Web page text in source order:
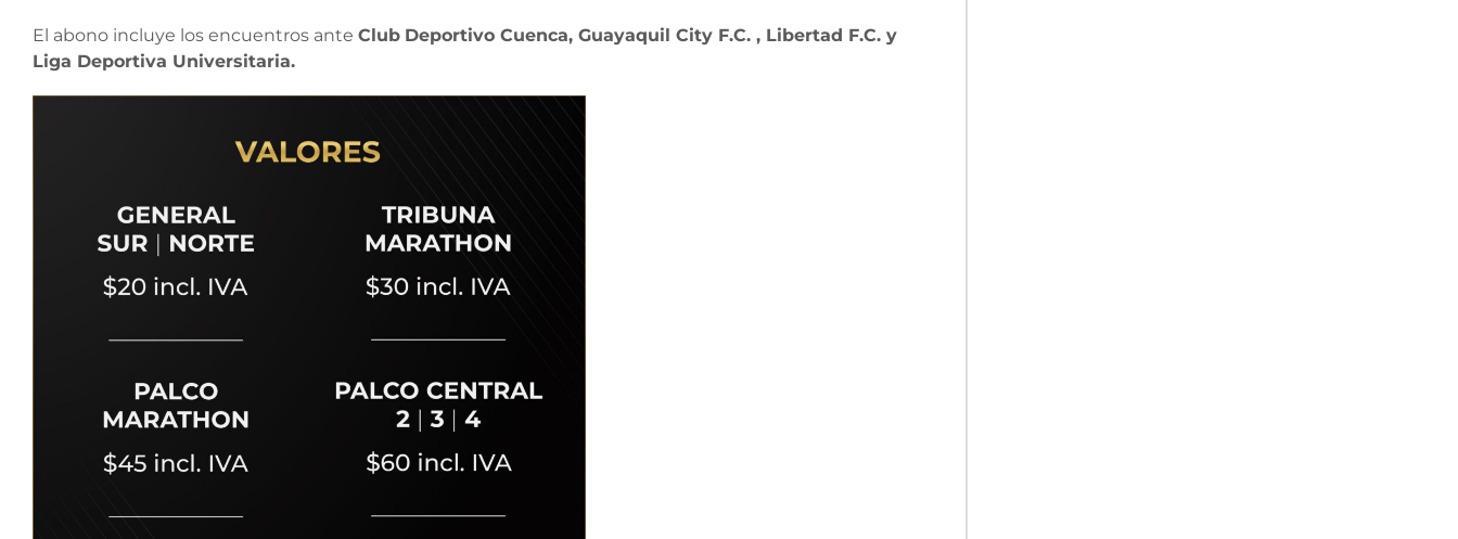
El abono incluye los encuentros ante Club Deportivo Cuenca, Guayaquil City F.C. , Libertad F.C. y
Liga Deportiva Universitaria.